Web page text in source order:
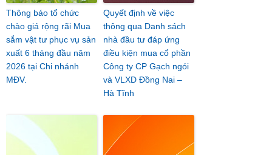
Thông báo tổ chức
chào giá rộng rãi Mua
sắm vật tư phục vụ sản
xuất 6 tháng đầu năm
2026 tại Chi nhánh
MĐV.
Quyết định về việc
thông qua Danh sách
nhà đầu tư đáp ứng
điều kiện mua cổ phần
Công ty CP Gạch ngói
và VLXD Đồng Nai –
Hà Tĩnh